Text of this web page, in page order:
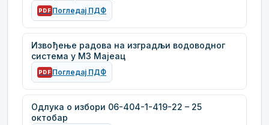
PDF Погледај ПДФ
Извођење радова на изградљи водоводног
система у М3 Мајеац
PDF Погледај ПДФ
Одлука о избори 06-404-1-419-22 – 25
октобар